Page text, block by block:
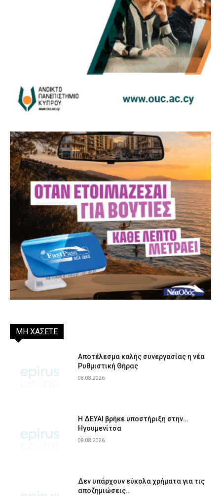
ΜΗ ΧΑΣΕΤΕ
Αποτέλεσμα καλής συνεργασίας η νέα
Ρυθμιστική Θήρας
08.08.2026
Η ΔΕΥΑΙ βρήκε υποστήριξη στην…
Ηγουμενίτσα
08.08.2026
Δεν υπάρχουν εύκολα χρήματα για τις
αποζημιώσεις…